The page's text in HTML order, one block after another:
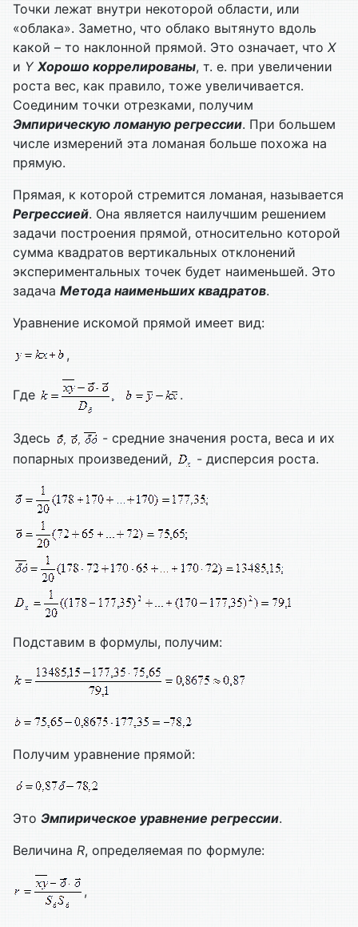
Точки лежат внутри некоторой области, или
«облака». Заметно, что облако вытянуто вдоль
какой – то наклонной прямой. Это означает, что Х
и Y Хорошо коррелированы, т. е. при увеличении
роста вес, как правило, тоже увеличивается.
Соединим точки отрезками, получим
Эмпирическую ломаную регрессии. При большем
числе измерений эта ломаная больше похожа на
прямую.
Прямая, к которой стремится ломаная, называется
Регрессией. Она является наилучшим решением
задачи построения прямой, относительно которой
сумма квадратов вертикальных отклонений
экспериментальных точек будет наименьшей. Это
задача Метода наименьших квадратов.
Уравнение искомой прямой имеет вид:
,
Где .
Здесь
- средние значения роста, веса и их
попарных произведений,
- дисперсия роста.
Подставим в формулы, получим:
Получим уравнение прямой:
Это Эмпирическое уравнение регрессии.
Величина R, определяемая по формуле:
,